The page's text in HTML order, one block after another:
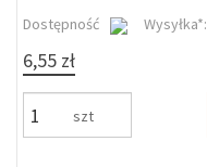
Dostępność
Wysyłka*:
6,55 zł
szt